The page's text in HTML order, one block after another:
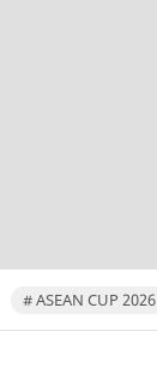
# ASEAN CUP 2026